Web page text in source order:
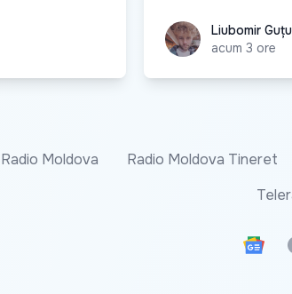
Liubomir Guțu
Liubomir Guțu
acum 3 ore
Radio Moldova Radio Moldova Tineret